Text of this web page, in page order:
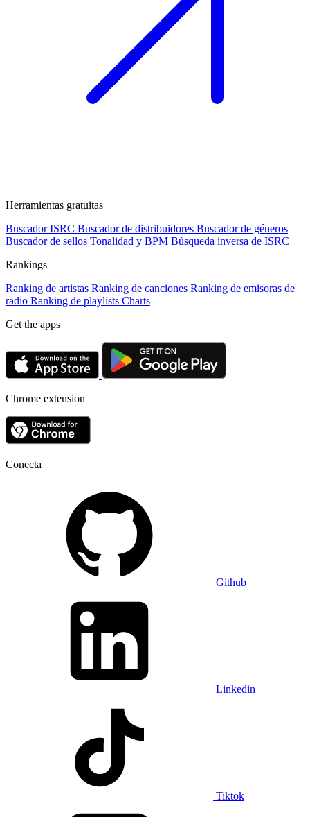
Herramientas gratuitas
Buscador ISRC Buscador de distribuidores Buscador de géneros
Buscador de sellos Tonalidad y BPM Búsqueda inversa de ISRC
Rankings
Ranking de artistas Ranking de canciones Ranking de emisoras de
radio Ranking de playlists Charts
Get the apps
Chrome extension
Conecta
Github
Linkedin
Tiktok